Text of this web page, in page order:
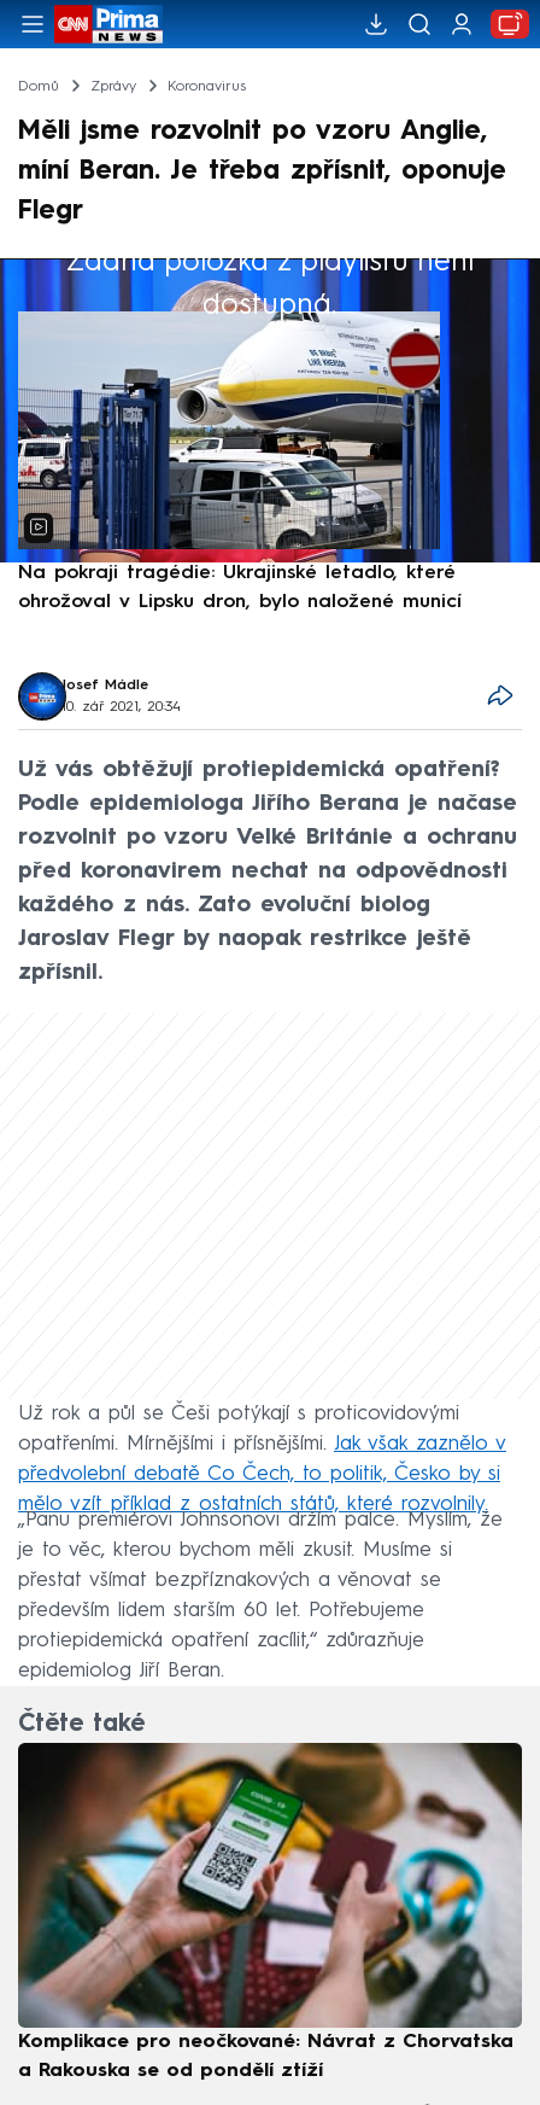
Domů Zprávy Koronavirus
Měli jsme rozvolnit po vzoru Anglie,
míní Beran. Je třeba zpřísnit, oponuje
Flegr
Žádná položka z playlistu není
dostupná.
Výběr redakce
Na pokraji tragédie: Ukrajinské letadlo, které
ohrožoval v Lipsku dron, bylo naložené municí
Josef Mádle
10. zář 2021, 20:34
Už vás obtěžují protiepidemická opatření?
Podle epidemiologa Jiřího Berana je načase
rozvolnit po vzoru Velké Británie a ochranu
před koronavirem nechat na odpovědnosti
každého z nás. Zato evoluční biolog
Jaroslav Flegr by naopak restrikce ještě
zpřísnil.
Už rok a půl se Češi potýkají s proticovidovými
opatřeními. Mírnějšími i přísnějšími. Jak však zaznělo v
předvolební debatě Co Čech, to politik, Česko by si
mělo vzít příklad z ostatních států, které rozvolnily.
„Panu premiérovi Johnsonovi držím palce. Myslím, že
je to věc, kterou bychom měli zkusit. Musíme si
přestat všímat bezpříznakových a věnovat se
především lidem starším 60 let. Potřebujeme
protiepidemická opatření zacílit,“ zdůrazňuje
epidemiolog Jiří Beran.
Čtěte také
Komplikace pro neočkované: Návrat z Chorvatska
a Rakouska se od pondělí ztíží